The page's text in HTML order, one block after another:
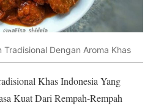
Dengan Aroma Khas
Khas Indonesia Yang
Kuat Dari Rempah-Rempah